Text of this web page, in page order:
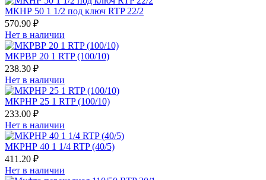
МКНР 50 1 1/2 под ключ RTP 22/2
570.90 ₽
Нет в наличии
МКРВР 20 1 RTP (100/10)
238.30 ₽
Нет в наличии
МКРНР 25 1 RTP (100/10)
233.00 ₽
Нет в наличии
МКРНР 40 1 1/4 RTP (40/5)
411.20 ₽
Нет в наличии